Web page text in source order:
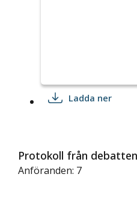
Ladda ner
Protokoll från debatten
Anföranden: 7